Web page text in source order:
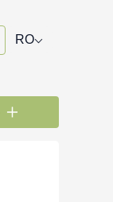
RO⌵